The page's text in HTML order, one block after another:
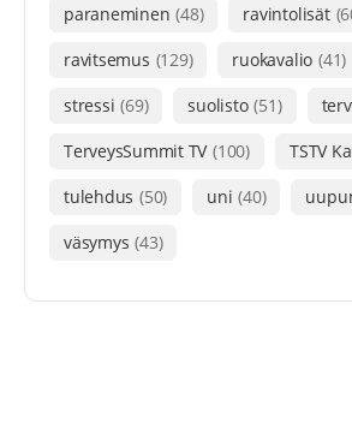
paraneminen (48) ravintolisät
ravitsemus (129) ruokavalio (41)
stressi (69) suolisto (51)
TerveysSummit TV (100) TSTV
tulehdus (50) uni (40)
väsymys (43)